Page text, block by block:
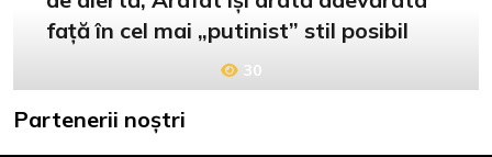
față în cel mai „putinist” stil posibil
30
Partenerii noștri